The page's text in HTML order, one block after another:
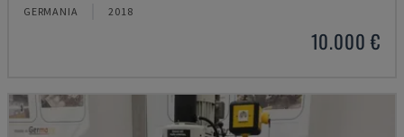
GERMANIA 2018
10.000 €